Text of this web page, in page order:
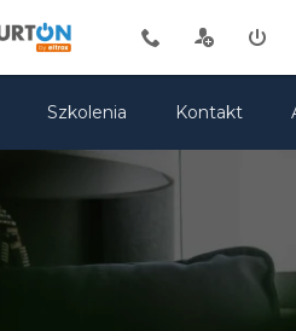
Szkolenia Kontakt